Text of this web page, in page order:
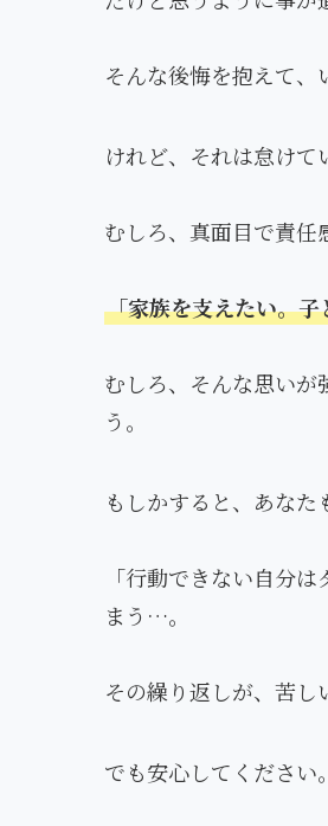
そんな後悔を抱えて、
けれど、それは怠けて
むしろ、真面目で責任
「家族を支えたい。
むしろ、そんな思い
う。
もしかすると、あなた
「行動できない自分
まう…。
その繰り返しが、苦し
でも安心してください。